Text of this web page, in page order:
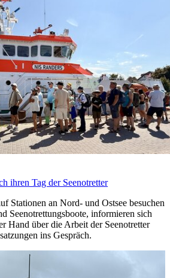
ihren Tag der Seenotretter
Stationen an Nord- und Ostsee besuchen
Seenotrettungsboote, informieren sich
Hand über die Arbeit der Seenotretter
ins Gespräch.